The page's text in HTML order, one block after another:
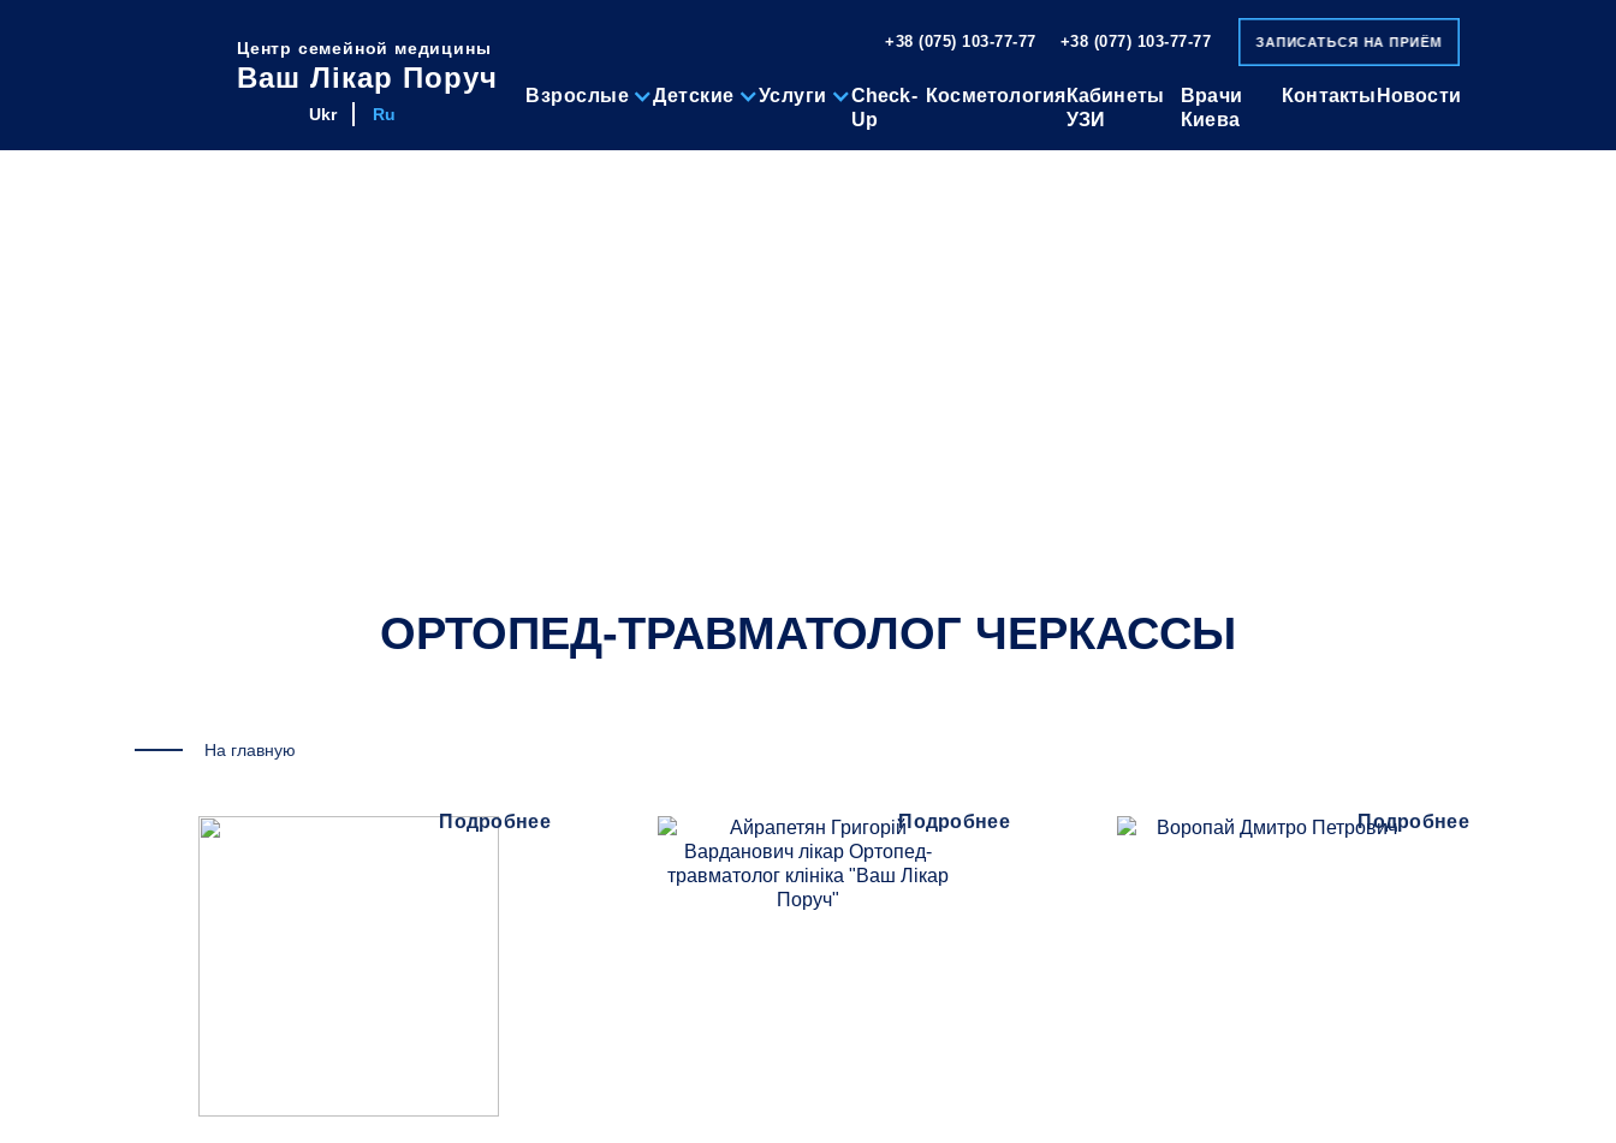
Центр семейной медицины
Ваш Лікар Поруч
Ukr Ru
+38 (075) 103-77-77 +38 (077) 103-77-77 ЗАПИСАТЬСЯ НА ПРИЁМ
Взрослые Детские Услуги
Check-
Up
Косметология Кабинеты
УЗИ
Врачи
Киева
Контакты Новости
ОРТОПЕД-ТРАВМАТОЛОГ ЧЕРКАССЫ
На главную
Подробнее Подробнее Подробнее